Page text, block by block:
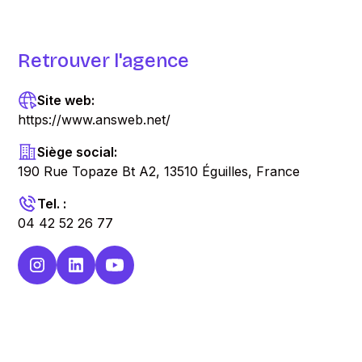
Retrouver l'agence
Site web:
https://www.answeb.net/
Siège social:
190 Rue Topaze Bt A2, 13510 Éguilles, France
Tel. :
04 42 52 26 77